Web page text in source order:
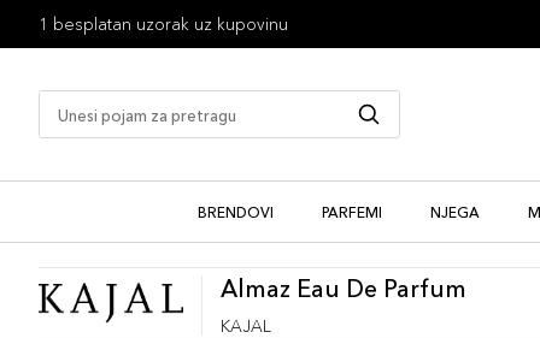
1 besplatan uzorak uz kupovinu
BRENDOVI PARFEMI NJEGA
Almaz Eau De Parfum
KAJAL